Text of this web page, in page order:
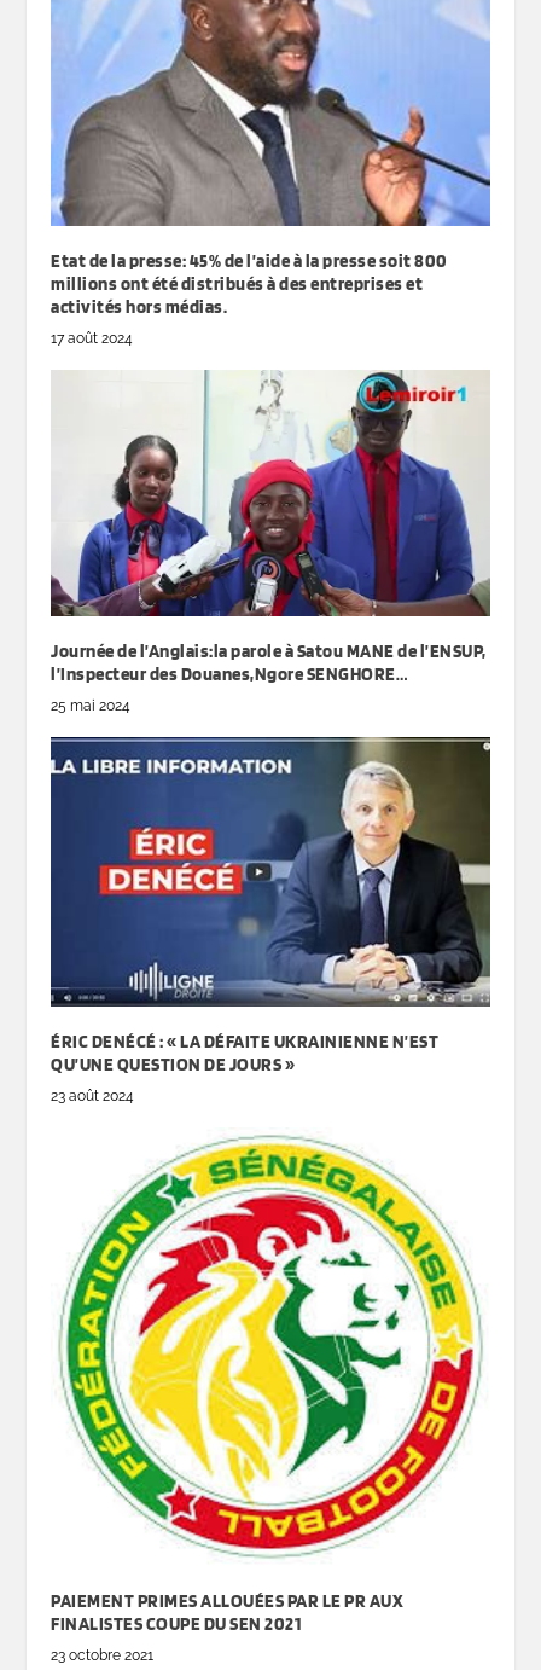
Etat de la presse: 45% de l’aide à la presse soit 800
millions ont été distribués à des entreprises et
activités hors médias.
17 août 2024
Journée de l’Anglais:la parole à Satou MANE de l’ENSUP,
l’Inspecteur des Douanes,Ngore SENGHORE…
25 mai 2024
ÉRIC DENÉCÉ : « LA DÉFAITE UKRAINIENNE N’EST
QU’UNE QUESTION DE JOURS »
23 août 2024
PAIEMENT PRIMES ALLOUÉES PAR LE PR AUX
FINALISTES COUPE DU SEN 2021
23 octobre 2021